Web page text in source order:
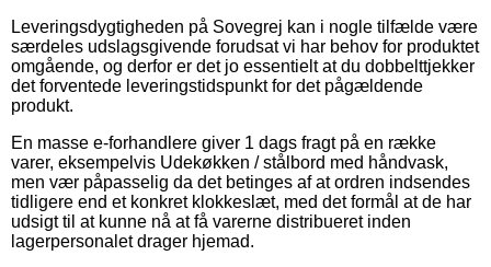
Leveringsdygtigheden på Sovegrej kan i nogle tilfælde være
særdeles udslagsgivende forudsat vi har behov for produktet
omgående, og derfor er det jo essentielt at du dobbelttjekker
det forventede leveringstidspunkt for det pågældende
produkt.
En masse e-forhandlere giver 1 dags fragt på en række
varer, eksempelvis Udekøkken / stålbord med håndvask,
men vær påpasselig da det betinges af at ordren indsendes
tidligere end et konkret klokkeslæt, med det formål at de har
udsigt til at kunne nå at få varerne distribueret inden
lagerpersonalet drager hjemad.